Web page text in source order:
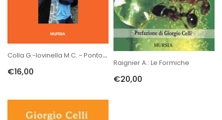
Colla G.-Iovinella M.C. - Pontoriero B.: Bullismo E Altre Sfide
€16,00
Raignier A.: Le Formiche
€20,00